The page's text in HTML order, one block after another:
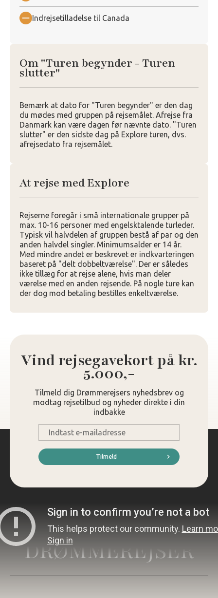
Indrejsetilladelse til Canada
Om "Turen begynder - Turen
slutter"
Bemærk at dato for "Turen begynder" er den dag
du mødes med gruppen på rejsemålet. Afrejse fra
Danmark kan være dagen før nævnte dato. "Turen
slutter" er den sidste dag på Explore turen, dvs.
afrejsedato fra rejsemålet.
At rejse med Explore
Rejserne foregår i små internationale grupper på
max. 10-16 personer med engelsktalende turleder.
Typisk vil halvdelen af gruppen bestå af par og den
anden halvdel singler. Minimumsalder er 14 år.
Med mindre andet er beskrevet er indkvarteringen
baseret på "delt dobbeltværelse". Der er således
ikke tillæg for at rejse alene, hvis man deler
værelse med en anden rejsende. På nogle ture kan
der dog mod betaling bestilles enkeltværelse.
Vind rejsegavekort på kr.
5.000,-
Tilmeld dig Drømmerejsers nyhedsbrev og
modtag rejsetilbud og nyheder direkte i din
indbakke
mail
*
Tilmeld
DRØMMEREJSER